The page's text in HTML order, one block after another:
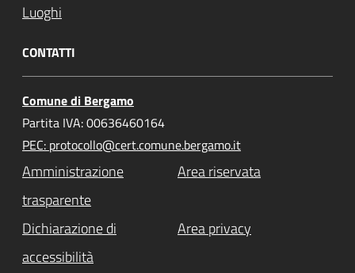
Luoghi
CONTATTI
Comune di Bergamo
Partita IVA: 00636460164
PEC: protocollo@cert.comune.bergamo.it
Amministrazione
trasparente
Area riservata
Dichiarazione di
accessibilità
Area privacy